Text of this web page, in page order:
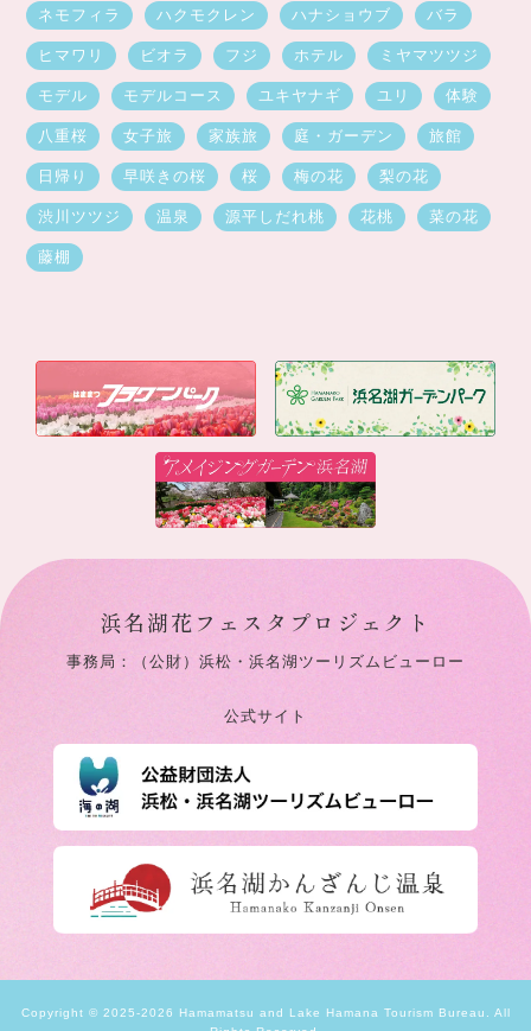
ネモフィラ ハクモクレン ハナショウブ バラ
ヒマワリ ビオラ フジ ホテル ミヤマツツジ
モデル モデルコース ユキヤナギ ユリ 体験
八重桜 女子旅 家族旅 庭・ガーデン 旅館
日帰り 早咲きの桜 桜 梅の花 梨の花
渋川ツツジ 温泉 源平しだれ桃 花桃 菜の花
藤棚
浜名湖花フェスタプロジェクト
事務局：（公財）浜松・浜名湖ツーリズムビューロー
公式サイト
Copyright © 2025-2026 Hamamatsu and Lake Hamana Tourism Bureau. All